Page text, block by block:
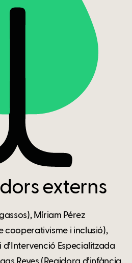
externs
Míriam Pérez
cooperativisme i inclusió),
Especialitzada